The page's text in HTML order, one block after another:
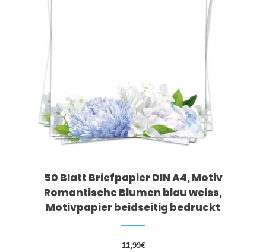
50 Blatt Briefpapier DIN A4, Motiv
Romantische Blumen blau weiss,
Motivpapier beidseitig bedruckt
11,99€